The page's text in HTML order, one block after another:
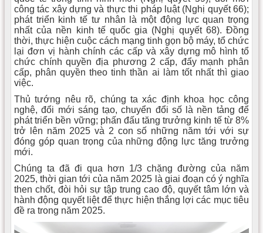
công tác xây dựng và thực thi pháp luật (Nghị quyết 66);
phát triển kinh tế tư nhân là một động lực quan trọng
nhất của nền kinh tế quốc gia (Nghị quyết 68). Đồng
thời, thực hiện cuộc cách mạng tinh gọn bộ máy, tổ chức
lại đơn vị hành chính các cấp và xây dựng mô hình tổ
chức chính quyền địa phương 2 cấp, đẩy mạnh phân
cấp, phân quyền theo tinh thần ai làm tốt nhất thì giao
việc.
Thủ tướng nêu rõ, chúng ta xác định khoa học công
nghệ, đổi mới sáng tạo, chuyển đổi số là nền tảng để
phát triển bền vững; phấn đấu tăng trưởng kinh tế từ 8%
trở lên năm 2025 và 2 con số những năm tới với sự
đóng góp quan trọng của những động lực tăng trưởng
mới.
Chúng ta đã đi qua hơn 1/3 chặng đường của năm
2025, thời gian tới của năm 2025 là giai đoạn có ý nghĩa
then chốt, đòi hỏi sự tập trung cao độ, quyết tâm lớn và
hành động quyết liệt để thực hiện thắng lợi các mục tiêu
đề ra trong năm 2025.